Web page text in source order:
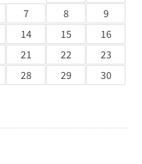
7 8
9
14 15
16
21 22
23
28 29
30